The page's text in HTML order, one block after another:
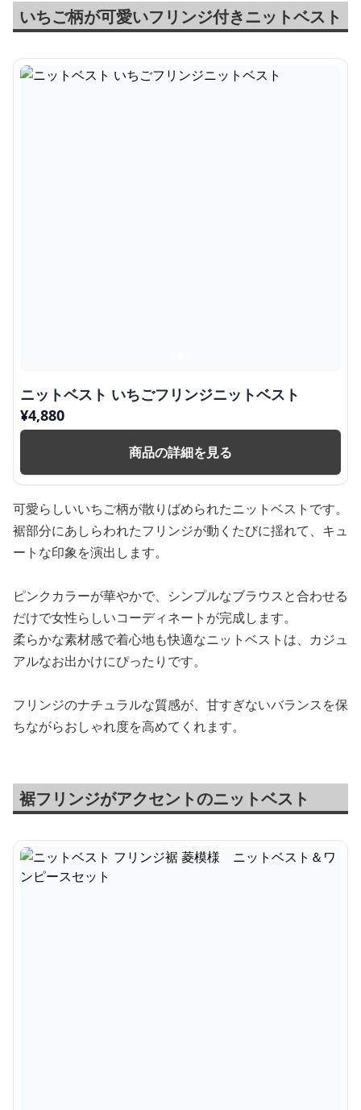
いちご柄が可愛いフリンジ付きニットベスト
ニットベスト いちごフリンジニットベスト
¥4,880
商品の詳細を見る
可愛らしいいちご柄が散りばめられたニットベストです。
裾部分にあしらわれたフリンジが動くたびに揺れて、キュ
ートな印象を演出します。
ピンクカラーが華やかで、シンプルなブラウスと合わせる
だけで女性らしいコーディネートが完成します。
柔らかな素材感で着心地も快適なニットベストは、カジュ
アルなお出かけにぴったりです。
フリンジのナチュラルな質感が、甘すぎないバランスを保
ちながらおしゃれ度を高めてくれます。
裾フリンジがアクセントのニットベスト